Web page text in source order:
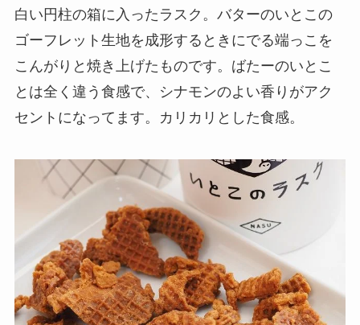
白い円柱の箱に入ったラスク。バターのいとこの
ゴーフレット生地を成形するときにでる端っこを
こんがりと焼き上げたものです。ばたーのいとこ
とは全く違う食感で、シナモンのよい香りがアク
セントになってます。カリカリとした食感。